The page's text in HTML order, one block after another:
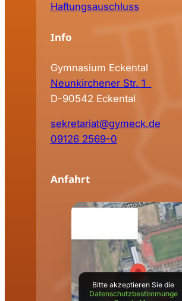
Haftungsauschluss
Info
Gymnasium Eckental
Neunkirchener Str. 1
D-90542 Eckental
sekretariat@gymeck.de
09126 2569-0
Anfahrt
Bitte akzeptieren Sie die
Datenschutzbestimmunge